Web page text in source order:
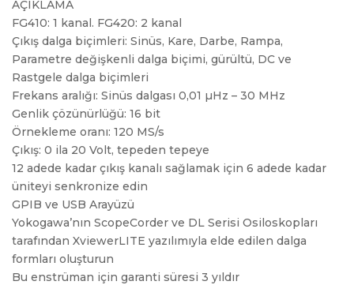
AÇIKLAMA
FG410: 1 kanal. FG420: 2 kanal
Çıkış dalga biçimleri: Sinüs, Kare, Darbe, Rampa,
Parametre değişkenli dalga biçimi, gürültü, DC ve
Rastgele dalga biçimleri
Frekans aralığı: Sinüs dalgası 0,01 µHz – 30 MHz
Genlik çözünürlüğü: 16 bit
Örnekleme oranı: 120 MS/s
Çıkış: 0 ila 20 Volt, tepeden tepeye
12 adede kadar çıkış kanalı sağlamak için 6 adede kadar
üniteyi senkronize edin
GPIB ve USB Arayüzü
Yokogawa’nın ScopeCorder ve DL Serisi Osiloskopları
tarafından XviewerLITE yazılımıyla elde edilen dalga
formları oluşturun
Bu enstrüman için garanti süresi 3 yıldır